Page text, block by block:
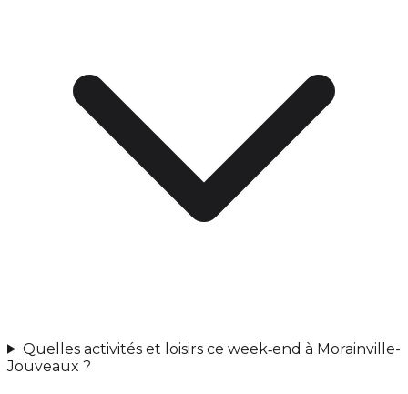
Quelles activités et loisirs ce week‑end à Morainville-
Jouveaux ?